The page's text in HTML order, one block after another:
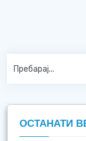
ОСТАНАТИ